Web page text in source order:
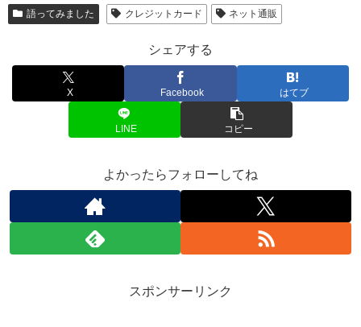
語ってみました クレジットカード ネット通販
シェアする
X Facebook はてブ
LINE コピー
よかったらフォローしてね
スポンサーリンク